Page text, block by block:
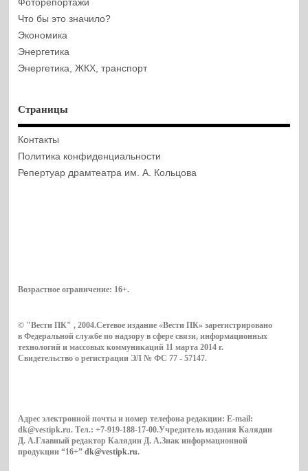
Фоторепортажи
Что бы это значило?
Экономика
Энергетика
Энергетика, ЖКХ, транспорт
Страницы
Контакты
Политика конфиденциальности
Репертуар драмтеатра им. А. Кольцова
Возрастное ограничение: 16+.
© "Вести ПК" , 2004.Сетевое издание «Вести ПК» зарегистрировано
в Федеральной службе по надзору в сфере связи, информационных
технологий и массовых коммуникаций 11 марта 2014 г.
Свидетельство о регистрации ЭЛ № ФС 77 - 57147.
Адрес электронной почты и номер телефона редакции: E-mail:
dk@vestipk.ru. Тел.: +7-919-188-17-00.Учредитель издания Калядин
Д. А.Главный редактор Калядин Д. А.Знак информационной
продукции “16+”dk@vestipk.ru.